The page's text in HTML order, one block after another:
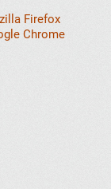
Firefox
Chrome